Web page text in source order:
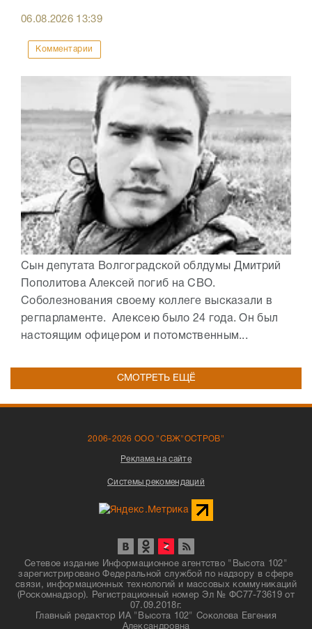
06.08.2026 13:39
Комментарии
Сын депутата Волгоградской облдумы Дмитрий
Пополитова Алексей погиб на СВО.
Соболезнования своему коллеге высказали в
регпарламенте. Алексею было 24 года. Он был
настоящим офицером и потомственным...
СМОТРЕТЬ ЕЩЁ
2006-2026 ООО "СВЖ"ОСТРОВ"
Реклама на сайте
Системы рекомендаций
Сетевое издание Информационное агентство "Высота 102"
зарегистрировано Федеральной службой по надзору в сфере
связи, информационных технологий и массовых коммуникаций
(Роскомнадзор). Регистрационный номер Эл № ФС77-73619 от
07.09.2018г.
Главный редактор ИА "Высота 102" Соколова Евгения
Александровна